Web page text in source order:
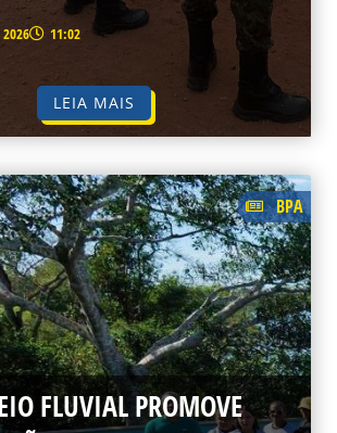
11:02
LEIA MAIS
BPA
FLUVIAL PROMOVE